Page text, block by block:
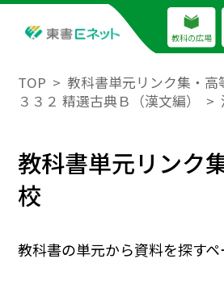
教科の広場
TOP
教科書単元リンク集・高
３３２ 精選古典Ｂ（漢文編）
教科書単元リンク
校
教科書の単元から資料を探すペ